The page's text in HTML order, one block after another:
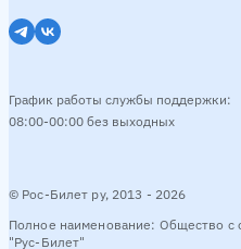
© Рос-Билет ру, 2013 - 2026
Полное наименование: Общество с
"Рус-Билет"
График работы службы поддержки:
08:00-00:00 без выходных